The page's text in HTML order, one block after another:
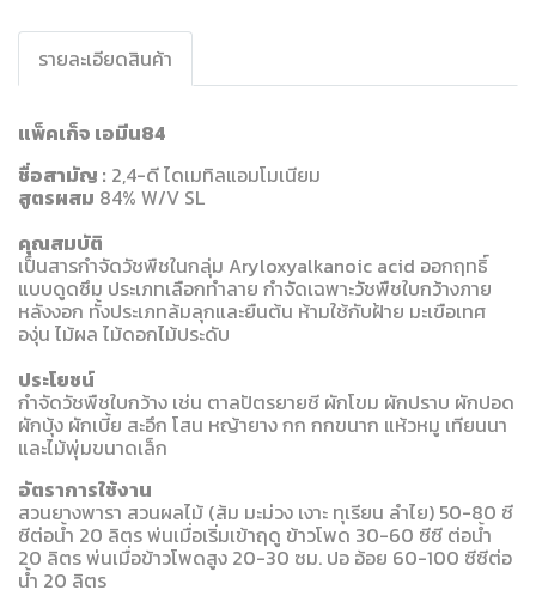
รายละเอียดสินค้า
แพ็คเก็จ เอมีน84
ชื่อสามัญ : 2,4-ดี ไดเมทิลแอมโมเนียม
สูตรผสม 84% W/V SL
คุณสมบัติ
เป็นสารกำจัดวัชพืชในกลุ่ม Aryloxyalkanoic acid ออกฤทธิ์
แบบดูดซึม ประเภทเลือกทำลาย กำจัดเฉพาะวัชพืชใบกว้างภาย
หลังงอก ทั้งประเภทล้มลุกและยืนต้น ห้ามใช้กับฝ้าย มะเขือเทศ
องุ่น ไม้ผล ไม้ดอกไม้ประดับ
ประโยชน์
กำจัดวัชพืชใบกว้าง เช่น ตาลปัตรยายชี ผักโขม ผักปราบ ผักปอด
ผักบุ้ง ผักเบี้ย สะอึก โสน หญ้ายาง กก กกขนาก แห้วหมู เทียนนา
และไม้พุ่มขนาดเล็ก
อัตราการใช้งาน
สวนยางพารา สวนผลไม้ (ส้ม มะม่วง เงาะ ทุเรียน ลำไย) 50-80 ซี
ซีต่อน้ำ 20 ลิตร พ่นเมื่อเริ่มเข้าฤดู ข้าวโพด 30-60 ซีซี ต่อน้ำ
20 ลิตร พ่นเมื่อข้าวโพดสูง 20-30 ซม. ปอ อ้อย 60-100 ซีซีต่อ
น้ำ 20 ลิตร